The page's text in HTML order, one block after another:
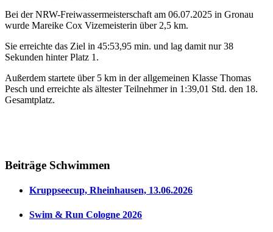
Bei der NRW-Freiwassermeisterschaft am 06.07.2025 in Gronau
wurde Mareike Cox Vizemeisterin über 2,5 km.
Sie erreichte das Ziel in 45:53,95 min. und lag damit nur 38
Sekunden hinter Platz 1.
Außerdem startete über 5 km in der allgemeinen Klasse Thomas
Pesch und erreichte als ältester Teilnehmer in 1:39,01 Std. den 18.
Gesamtplatz.
Beiträge Schwimmen
Kruppseecup, Rheinhausen, 13.06.2026
Swim & Run Cologne 2026